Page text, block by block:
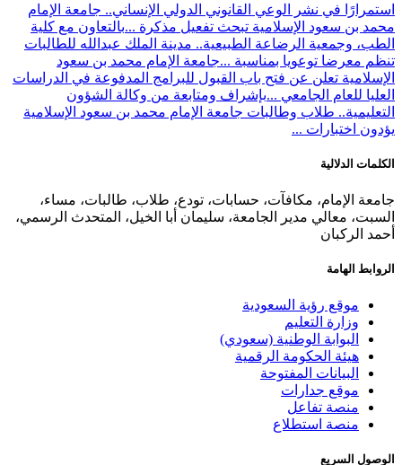
استمرارًا في نشر الوعي القانوني الدولي الإنساني.. جامعة الإمام
محمد بن سعود الإسلامية تبحث تفعيل مذكرة ...بالتعاون مع كلية
الطب، وجمعية الرضاعة الطبيعية.. مدينة الملك عبدالله للطالبات
تنظم معرضا توعويا بمناسبة ...جامعة الإمام محمد بن سعود
الإسلامية تعلن عن فتح باب القبول للبرامج المدفوعة في الدراسات
العليا للعام الجامعي ...بإشراف ومتابعة من وكالة الشؤون
التعليمية.. طلاب وطالبات جامعة الإمام محمد بن سعود الإسلامية
يؤدون اختبارات ...
الكلمات الدلالية
جامعة الإمام، مكافآت، حسابات، تودع، طلاب، طالبات، مساء،
السبت، معالي مدير الجامعة، سليمان أبا الخيل، المتحدث الرسمي،
أحمد الركبان
الروابط الهامة
موقع رؤية السعودية
وزارة التعليم
البوابة الوطنية (سعودي)
هيئة الحكومة الرقمية
البيانات المفتوحة
موقع جدارات
منصة تفاعل
منصة استطلاع
الوصول السريع